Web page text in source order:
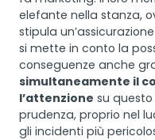
elefante nella stanza,
stipula
si mette in conto la
conseguenze anche
simultaneamente il
l’attenzione su
prudenza, proprio nel
gli incidenti più